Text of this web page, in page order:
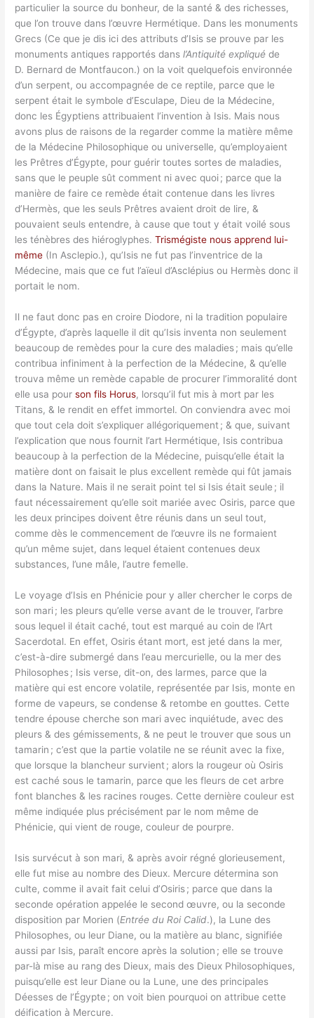
particulier la source du bonheur, de la santé & des richesses,
que l’on trouve dans l’œuvre Hermétique. Dans les monuments
Grecs (Ce que je dis ici des attributs d’Isis se prouve par les
monuments antiques rapportés dansl’Antiquité expliqué de
D. Bernard de Montfaucon.) on la voit quelquefois environnée
d’un serpent, ou accompagnée de ce reptile, parce que le
serpent était le symbole d’Esculape, Dieu de la Médecine,
donc les Égyptiens attribuaient l’invention à Isis. Mais nous
avons plus de raisons de la regarder comme la matière même
de la Médecine Philosophique ou universelle, qu’employaient
les Prêtres d’Égypte, pour guérir toutes sortes de maladies,
sans que le peuple sût comment ni avec quoi ; parce que la
manière de faire ce remède était contenue dans les livres
d’Hermès, que les seuls Prêtres avaient droit de lire, &
pouvaient seuls entendre, à cause que tout y était voilé sous
les ténèbres des hiéroglyphes.Trismégiste nous apprend lui-
même (In Asclepio.), qu’Isis ne fut pas l’inventrice de la
Médecine, mais que ce fut l’aïeul d’Asclépius ou Hermès donc il
portait le nom.
Il ne faut donc pas en croire Diodore, ni la tradition populaire
d’Égypte, d’après laquelle il dit qu’Isis inventa non seulement
beaucoup de remèdes pour la cure des maladies ; mais qu’elle
contribua infiniment à la perfection de la Médecine, & qu’elle
trouva même un remède capable de procurer l’immoralité dont
elle usa pourson fils Horus, lorsqu’il fut mis à mort par les
Titans, & le rendit en effet immortel. On conviendra avec moi
que tout cela doit s’expliquer allégoriquement ; & que, suivant
l’explication que nous fournit l’art Hermétique, Isis contribua
beaucoup à la perfection de la Médecine, puisqu’elle était la
matière dont on faisait le plus excellent remède qui fût jamais
dans la Nature. Mais il ne serait point tel si Isis était seule ; il
faut nécessairement qu’elle soit mariée avec Osiris, parce que
les deux principes doivent être réunis dans un seul tout,
comme dès le commencement de l’œuvre ils ne formaient
qu’un même sujet, dans lequel étaient contenues deux
substances, l’une mâle, l’autre femelle.
Le voyage d’Isis en Phénicie pour y aller chercher le corps de
son mari ; les pleurs qu’elle verse avant de le trouver, l’arbre
sous lequel il était caché, tout est marqué au coin de l’Art
Sacerdotal. En effet, Osiris étant mort, est jeté dans la mer,
c’est-à-dire submergé dans l’eau mercurielle, ou la mer des
Philosophes ; Isis verse, dit-on, des larmes, parce que la
matière qui est encore volatile, représentée par Isis, monte en
forme de vapeurs, se condense & retombe en gouttes. Cette
tendre épouse cherche son mari avec inquiétude, avec des
pleurs & des gémissements, & ne peut le trouver que sous un
tamarin ; c’est que la partie volatile ne se réunit avec la fixe,
que lorsque la blancheur survient ; alors la rougeur où Osiris
est caché sous le tamarin, parce que les fleurs de cet arbre
font blanches & les racines rouges. Cette dernière couleur est
même indiquée plus précisément par le nom même de
Phénicie, qui vient de rouge, couleur de pourpre.
Isis survécut à son mari, & après avoir régné glorieusement,
elle fut mise au nombre des Dieux. Mercure détermina son
culte, comme il avait fait celui d’Osiris ; parce que dans la
seconde opération appelée le second œuvre, ou la seconde
disposition par Morien (Entrée du Roi Calid.), la Lune des
Philosophes, ou leur Diane, ou la matière au blanc, signifiée
aussi par Isis, paraît encore après la solution ; elle se trouve
par-là mise au rang des Dieux, mais des Dieux Philosophiques,
puisqu’elle est leur Diane ou la Lune, une des principales
Déesses de l’Égypte ; on voit bien pourquoi on attribue cette
déification à Mercure.